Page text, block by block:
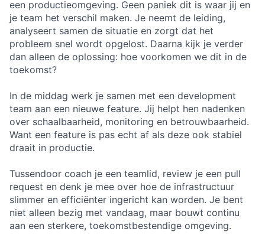
een productieomgeving. Geen paniek dit is waar jij en
je team het verschil maken. Je neemt de leiding,
analyseert samen de situatie en zorgt dat het
probleem snel wordt opgelost. Daarna kijk je verder
dan alleen de oplossing: hoe voorkomen we dit in de
toekomst?
In de middag werk je samen met een development
team aan een nieuwe feature. Jij helpt hen nadenken
over schaalbaarheid, monitoring en betrouwbaarheid.
Want een feature is pas echt af als deze ook stabiel
draait in productie.
Tussendoor coach je een teamlid, review je een pull
request en denk je mee over hoe de infrastructuur
slimmer en efficiënter ingericht kan worden. Je bent
niet alleen bezig met vandaag, maar bouwt continu
aan een sterkere, toekomstbestendige omgeving.